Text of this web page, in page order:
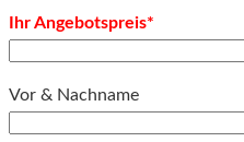
Ihr Angebotspreis*
Vor & Nachname